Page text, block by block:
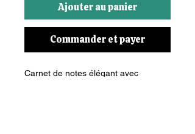
Ajouter au panier
Commander et payer
Carnet de notes élégant avec